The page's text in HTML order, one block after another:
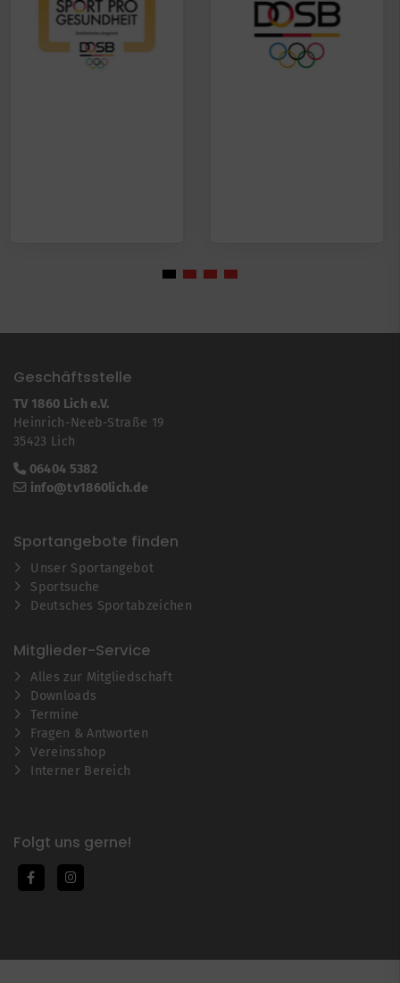
Geschäftsstelle
TV 1860 Lich e.V.
Heinrich-Neeb-Straße 19
35423 Lich
06404 5382
info@tv1860lich.de
Sportangebote finden
Unser Sportangebot
Sportsuche
Deutsches Sportabzeichen
Mitglieder-Service
Alles zur Mitgliedschaft
Downloads
Termine
Fragen & Antworten
Vereinsshop
Interner Bereich
Folgt uns gerne!